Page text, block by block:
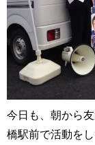
今日も、朝から
橋駅前で活動をし